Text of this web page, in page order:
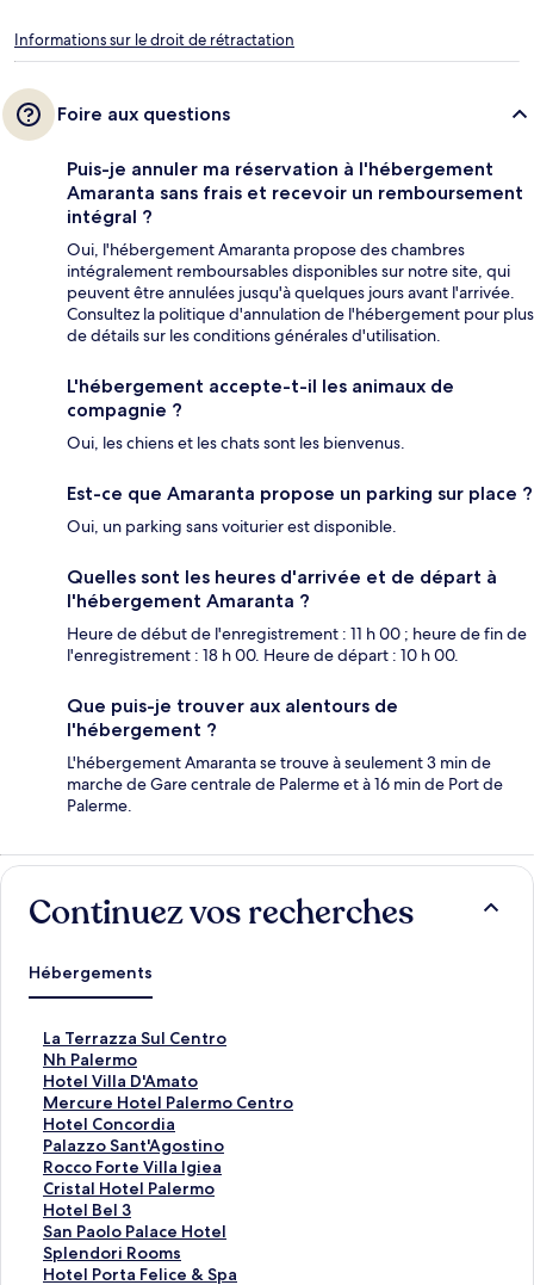
Informations sur le droit de rétractation
Foire aux questions
Puis-je annuler ma réservation à l'hébergement
Amaranta sans frais et recevoir un remboursement
intégral ?
Oui, l'hébergement Amaranta propose des chambres
intégralement remboursables disponibles sur notre site, qui
peuvent être annulées jusqu'à quelques jours avant l'arrivée.
Consultez la politique d'annulation de l'hébergement pour plus
de détails sur les conditions générales d'utilisation.
L'hébergement accepte-t-il les animaux de
compagnie ?
Oui, les chiens et les chats sont les bienvenus.
Est-ce que Amaranta propose un parking sur place ?
Oui, un parking sans voiturier est disponible.
Quelles sont les heures d'arrivée et de départ à
l'hébergement Amaranta ?
Heure de début de l'enregistrement : 11 h 00 ; heure de fin de
l'enregistrement : 18 h 00. Heure de départ : 10 h 00.
Que puis-je trouver aux alentours de
l'hébergement ?
L'hébergement Amaranta se trouve à seulement 3 min de
marche de Gare centrale de Palerme et à 16 min de Port de
Palerme.
Continuez vos recherches
Hébergements
La Terrazza Sul Centro
L
i
e
n
o
u
v
r
a
n
t
l
Nh Palermo
L
i
e
n
o
u
v
r
a
n
t
Hotel Villa D'Amato
L
i
e
n
o
u
v
r
a
n
Mercure Hotel Palermo Centro
L
i
e
n
o
u
v
r
a
Hotel Concordia
L
i
e
n
o
u
v
r
Palazzo Sant'Agostino
L
i
e
n
o
u
v
Rocco Forte Villa Igiea
L
i
e
n
o
u
Cristal Hotel Palermo
L
i
e
n
o
Hotel Bel 3
L
i
e
n
San Paolo Palace Hotel
L
i
e
Splendori Rooms
L
iHotel Porta Felice & Spa
L